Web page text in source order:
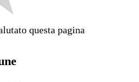
questa pagina